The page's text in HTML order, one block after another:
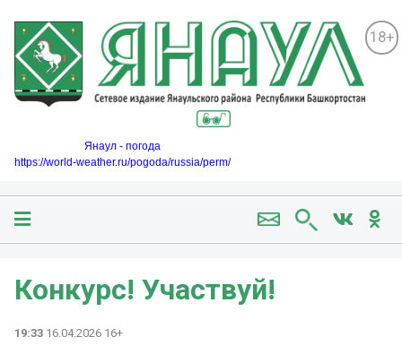
18+
Янаул - погода
https://world-weather.ru/pogoda/russia/perm/
Конкурс! Участвуй!
19:33 16.04.2026 16+